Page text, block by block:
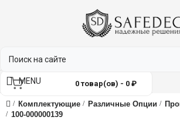
0 товар(ов) - 0 ₽
MENU
Комплектующие Различные Опции
100-000000139